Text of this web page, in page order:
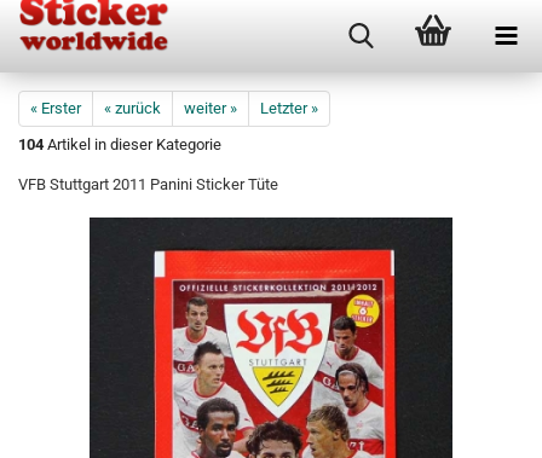
« Erster « zurück weiter »
Letzter »
104Artikel in dieser Kategorie
VFB Stuttgart 2011 Panini Sticker Tüte